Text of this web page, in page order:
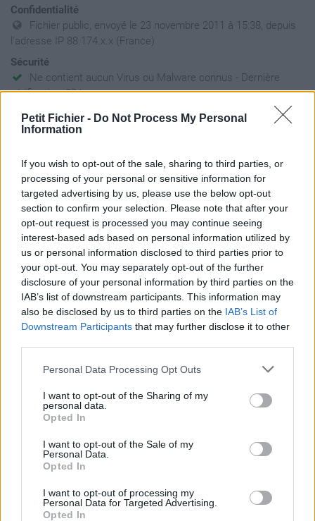
Petit Fichier - Do Not Process My Personal
Information
If you wish to opt-out of the sale, sharing to third parties, or
processing of your personal or sensitive information for
targeted advertising by us, please use the below opt-out
section to confirm your selection. Please note that after your
opt-out request is processed you may continue seeing
interest-based ads based on personal information utilized by
us or personal information disclosed to third parties prior to
your opt-out. You may separately opt-out of the further
disclosure of your personal information by third parties on the
IAB’s list of downstream participants. This information may
also be disclosed by us to third parties on the IAB’s List of
Downstream Participants that may further disclose it to other
Personal Data Processing Opt Outs
I want to opt-out of the Sharing of my
personal data.
Opted In
I want to opt-out of the Sale of my
Personal Data.
Opted In
I want to opt-out of processing my
Personal Data for Targeted Advertising.
Opted In
Confidentialité
Fichier public, envoyé le 23 novembre 2011 à 15:38, depuis
l'adresse IP 88.174.x.x (France)
Sécurité
Ne contient aucun Virus ou Malware connus - Dernière
vérification: 28 heures
Statistiques
La présente page de téléchargement a été vue 1136 fois depuis
Page de téléchargement
https://www.petit-fichier.fr/2011/11/23/60-detective-beauvais-
oise-60-amiens-somme-80/
Copier
Partager le fichier 60 detective
Beauvais oise 60 Amiens
Somme 80.pdf sur le Web et les
réseaux sociaux:
Télécharger le fichier 60 detectiv
e Beauvais oise 60 Amiens Som
me 80.pdf